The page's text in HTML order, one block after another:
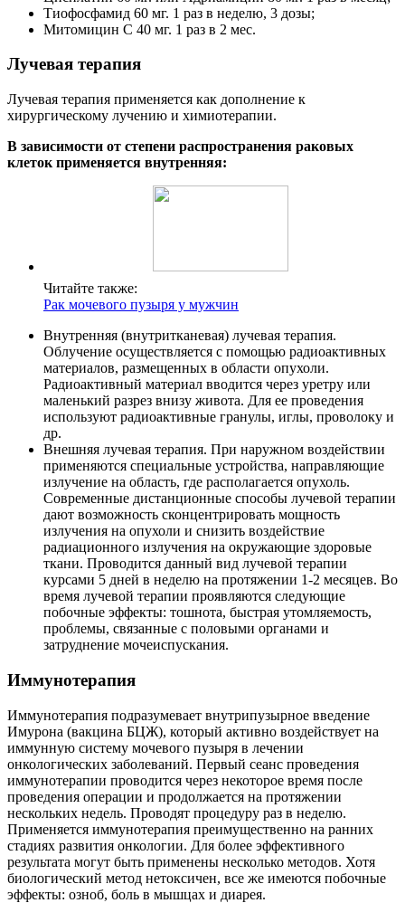
Тиофосфамид 60 мг. 1 раз в неделю, 3 дозы;
Митомицин С 40 мг. 1 раз в 2 мес.
Лучевая терапия
Лучевая терапия применяется как дополнение к
хирургическому лучению и химиотерапии.
В зависимости от степени распространения раковых
клеток применяется внутренняя:
Читайте также:
Рак мочевого пузыря у мужчин
Внутренняя (внутритканевая) лучевая терапия.
Облучение осуществляется с помощью радиоактивных
материалов, размещенных в области опухоли.
Радиоактивный материал вводится через уретру или
маленький разрез внизу живота. Для ее проведения
используют радиоактивные гранулы, иглы, проволоку и
др.
Внешняя лучевая терапия. При наружном воздействии
применяются специальные устройства, направляющие
излучение на область, где располагается опухоль.
Современные дистанционные способы лучевой терапии
дают возможность сконцентрировать мощность
излучения на опухоли и снизить воздействие
радиационного излучения на окружающие здоровые
ткани. Проводится данный вид лучевой терапии
курсами 5 дней в неделю на протяжении 1-2 месяцев. Во
время лучевой терапии проявляются следующие
побочные эффекты: тошнота, быстрая утомляемость,
проблемы, связанные с половыми органами и
затруднение мочеиспускания.
Иммунотерапия
Иммунотерапия подразумевает внутрипузырное введение
Имурона (вакцина БЦЖ), который активно воздействует на
иммунную систему мочевого пузыря в лечении
онкологических заболеваний. Первый сеанс проведения
иммунотерапии проводится через некоторое время после
проведения операции и продолжается на протяжении
нескольких недель. Проводят процедуру раз в неделю.
Применяется иммунотерапия преимущественно на ранних
стадиях развития онкологии. Для более эффективного
результата могут быть применены несколько методов. Хотя
биологический метод нетоксичен, все же имеются побочные
эффекты: озноб, боль в мышцах и диарея.